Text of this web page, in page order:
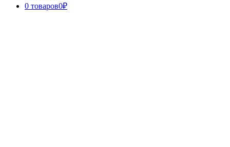
0 товаров0₽